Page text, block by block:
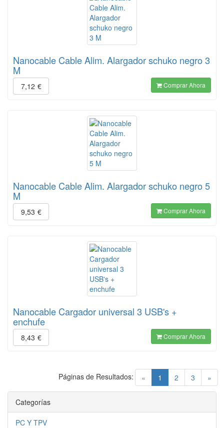
Nanocable Cable Alim. Alargador schuko negro 3
M
7,12 € Comprar Ahora
Nanocable Cable Alim. Alargador schuko negro 5
M
9,53 € Comprar Ahora
Nanocable Cargador universal 3 USB's +
enchufe
8,43 € Comprar Ahora
« 1 (current)
2 3 »
Páginas de Resultados:
Categorías
PC Y TPV